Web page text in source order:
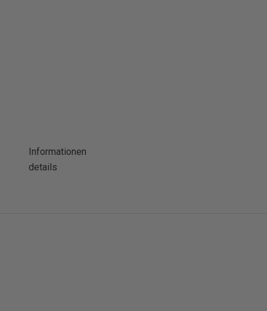
Informationen
details